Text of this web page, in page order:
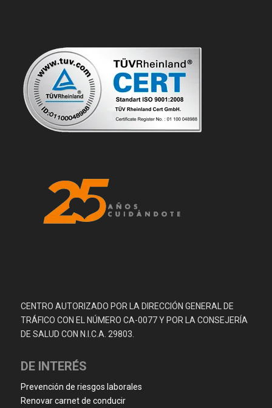
CENTRO AUTORIZADO POR LA DIRECCIÓN GENERAL DE
TRÁFICO CON EL NÚMERO CA-0077 Y POR LA CONSEJERÍA
DE SALUD CON N.I.C.A. 29803.
DE INTERÉS
Prevención de riesgos laborales
Renovar carnet de conducir